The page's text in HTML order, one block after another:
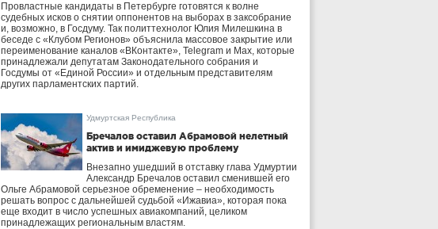
Провластные кандидаты в Петербурге готовятся к волне
судебных исков о снятии оппонентов на выборах в заксобрание
и, возможно, в Госдуму. Так политтехнолог Юлия Милешкина в
беседе с «Клубом Регионов» объяснила массовое закрытие или
переименование каналов «ВКонтакте», Telegram и Max, которые
принадлежали депутатам Законодательного собрания и
Госдумы от «Единой России» и отдельным представителям
других парламентских партий.
Удмуртская Республика
Бречалов оставил Абрамовой нелетный
актив и имиджевую проблему
Внезапно ушедший в отставку глава Удмуртии
Александр Бречалов оставил сменившей его
Ольге Абрамовой серьезное обременение – необходимость
решать вопрос с дальнейшей судьбой «Ижавиа», которая пока
еще входит в число успешных авиакомпаний, целиком
принадлежащих региональным властям.